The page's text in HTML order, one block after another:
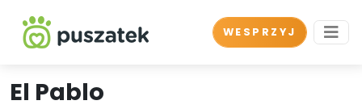
WESPRZYJ
El Pablo